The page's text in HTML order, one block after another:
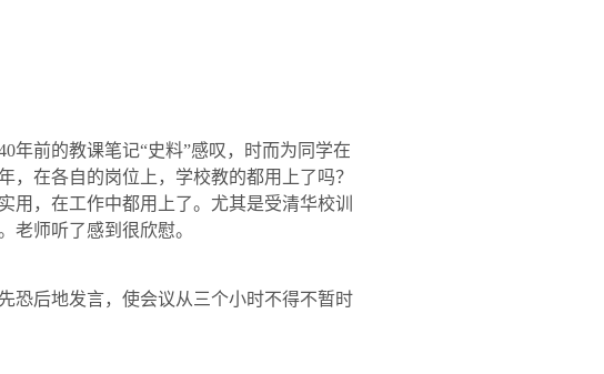
年前的教课笔记“史料”感叹，时而为同学在
，在各自的岗位上，学校教的都用上了吗？
，在工作中都用上了。尤其是受清华校训
老师听了感到很欣慰。
恐后地发言，使会议从三个小时不得不暂时